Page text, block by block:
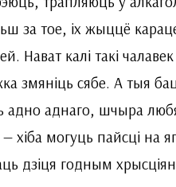
за тое, іх жыццё
Нават калі такі
змяніць сябе. А тыя
аднаго, шчыра
хіба могуць пайсці на
дзіця годным